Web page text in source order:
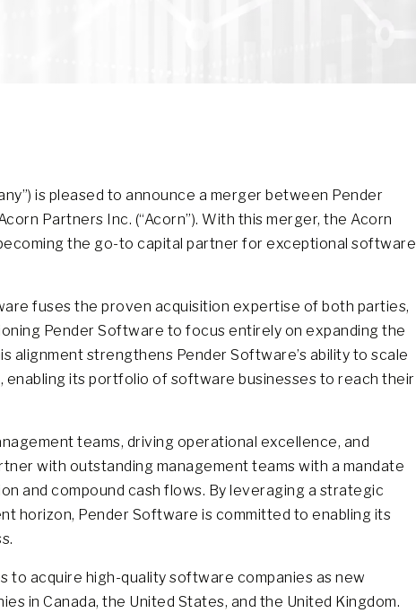
is pleased to announce a merger between Pender
Partners Inc. (“Acorn”). With this merger, the Acorn
the go-to capital partner for exceptional software
fuses the proven acquisition expertise of both parties,
Pender Software to focus entirely on expanding the
alignment strengthens Pender Software’s ability to scale
its portfolio of software businesses to reach their
teams, driving operational excellence, and
with outstanding management teams with a mandate
and compound cash flows. By leveraging a strategic
horizon, Pender Software is committed to enabling its
acquire high-quality software companies as new
in Canada, the United States, and the United Kingdom.